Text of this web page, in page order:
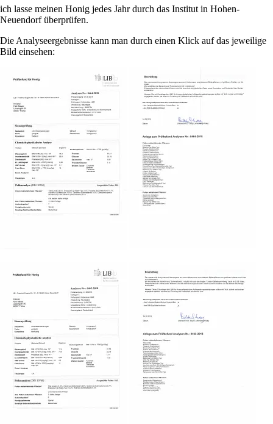
ich lasse meinen Honig jedes Jahr durch das Institut in Hohen-
Neuendorf überprüfen.
Die Analyseergebnisse kann man durch einen Klick auf das jeweilige
Bild einsehen: